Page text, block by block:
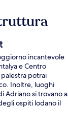
incantevole
e Centro
potrai
Inoltre, luoghi
Adriano si trovano a
ospiti lodano il